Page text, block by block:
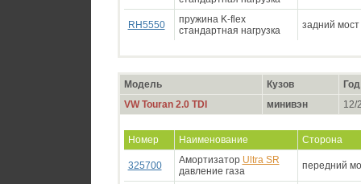
RH5550
пружина K-flex
стандартная нагрузка
задний мост
Модель Кузов
VW Touran 2.0 TDI
минивэн 12/
Номер Наименование Сторона
325700 Амортизатор Ultra SR
давление газа
передний